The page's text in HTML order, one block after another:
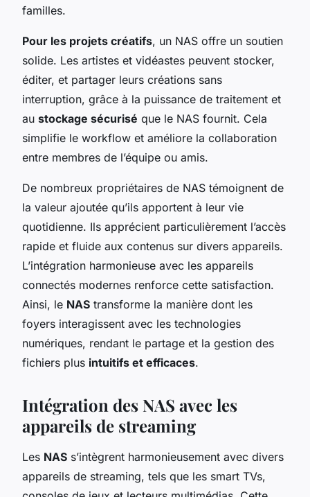
familles.
Pour les projets créatifs, un NAS offre un soutien
solide. Les artistes et vidéastes peuvent stocker,
éditer, et partager leurs créations sans
interruption, grâce à la puissance de traitement et
au stockage sécurisé que le NAS fournit. Cela
simplifie le workflow et améliore la collaboration
entre membres de l’équipe ou amis.
De nombreux propriétaires de NAS témoignent de
la valeur ajoutée qu’ils apportent à leur vie
quotidienne. Ils apprécient particulièrement l’accès
rapide et fluide aux contenus sur divers appareils.
L’intégration harmonieuse avec les appareils
connectés modernes renforce cette satisfaction.
Ainsi, le NAS transforme la manière dont les
foyers interagissent avec les technologies
numériques, rendant le partage et la gestion des
fichiers plus intuitifs et efficaces.
Intégration des NAS avec les
appareils de streaming
Les NAS s’intègrent harmonieusement avec divers
appareils de streaming, tels que les smart TVs,